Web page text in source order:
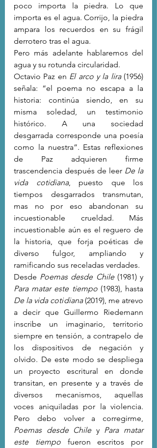
poco importa la piedra. Lo que
importa es el agua. Corrijo, la piedra
ampara los recuerdos en su frágil
derrotero tras el agua.
Pero más adelante hablaremos del
agua y su rotunda circularidad.
Octavio Paz en El arco y la lira (1956)
señala: “el poema no escapa a la
historia: continúa siendo, en su
misma soledad, un testimonio
histórico. A una sociedad
desgarrada corresponde una poesía
como la nuestra”. Estas reflexiones
de Paz adquieren firme
trascendencia después de leer De la
vida cotidiana, puesto que los
tiempos desgarrados transmutan,
mas no por eso abandonan su
incuestionable crueldad. Más
incuestionable aún es el reguero de
la historia, que forja poéticas de
diverso fulgor, ampliando y
Desde Poemas desde Chile
Para matar este tiempo
De la vida cotidiana (2019), me atrevo
a decir que Guillermo Riedemann
inscribe un imaginario, territorio
siempre en tensión, a contrapelo de
los dispositivos de negación y
olvido. De este modo se despliega
un proyecto escritural en donde
transitan, en presente y a través de
diversos mecanismos, aquellas
voces aniquiladas por la violencia.
Poemas desde Chile y Para matar
este tiempo fueron escritos por